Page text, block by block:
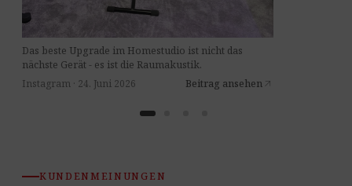
Instagram · 24. Juni 2026 Beitrag ansehen arrow_outward
Das beste Upgrade im Homestudio ist nicht das
nächste Gerät - es ist die Raumakustik.
KUNDENMEINUNGEN